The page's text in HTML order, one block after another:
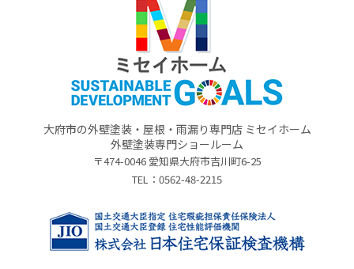
大府市の外壁塗装・屋根・雨漏り専門店 ミセイホーム
外壁塗装専門ショールーム
〒474-0046 愛知県大府市吉川町6-25
TEL： 0562-48-2215